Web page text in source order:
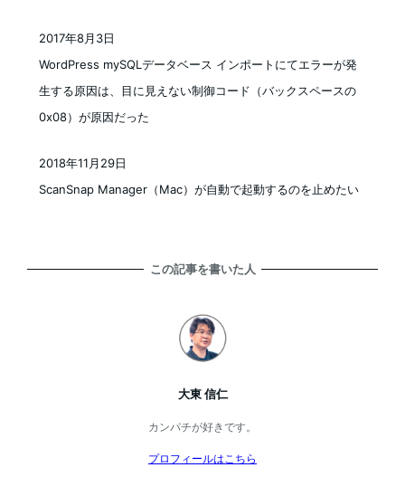
WordPress mySQLデータベース インポートにてエラーが発
生する原因は、目に見えない制御コード（バックスペースの
0x08）が原因だった
投稿日
2017年8月3日
ScanSnap Manager（Mac）が自動で起動するのを止めたい
2018年11月29日
この記事を書いた人
大東 信仁
カンパチが好きです。
プロフィールはこちら